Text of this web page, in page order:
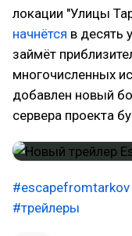
локации "Улицы
начнётся в десять
займёт
многочисленных
добавлен новый
сервера проекта
#escapefromtarkov
#трейлеры